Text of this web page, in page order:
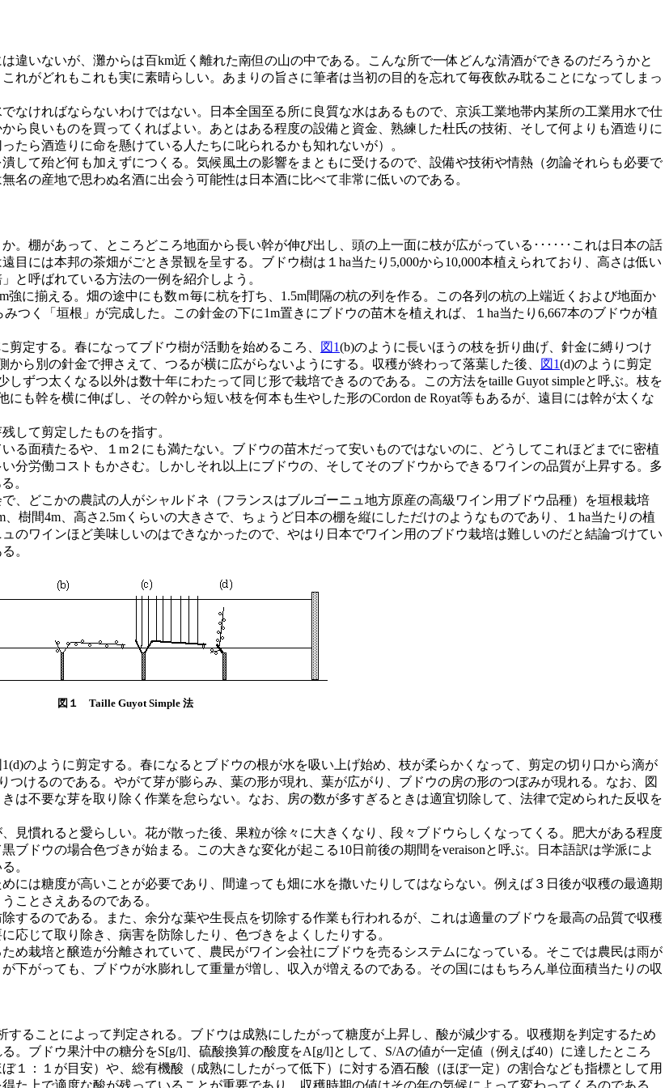
いないが、灘からは百km近く離れた南但の山の中である。こんな所で一体どんな清酒ができるのだろうかと
れがどれもこれも実に素晴らしい。あまりの旨さに筆者は当初の目的を忘れて毎夜飲み耽ることになってしまっ
ければならないわけではない。日本全国至る所に良質な水はあるもので、京浜工業地帯内某所の工業用水で仕
ら良いものを買ってくればよい。あとはある程度の設備と資金、熟練した杜氏の技術、そして何よりも酒造りに
たら酒造りに命を懸けている人たちに叱られるかも知れないが）。
て殆ど何も加えずにつくる。気候風土の影響をまともに受けるので、設備や技術や情熱（勿論それらも必要で
の産地で思わぬ名酒に出会う可能性は日本酒に比べて非常に低いのである。
棚があって、ところどころ地面から長い幹が伸び出し、頭の上一面に枝が広がっている･･････これは日本の話
には本邦の茶畑がごとき景観を呈する。ブドウ樹は１ha当たり5,000から10,000本植えられており、高さは低い
と呼ばれている方法の一例を紹介しよう。
に揃える。畑の途中にも数ｍ毎に杭を打ち、1.5m間隔の杭の列を作る。この各列の杭の上端近くおよび地面か
つく「垣根」が完成した。この針金の下に1m置きにブドウの苗木を植えれば、１ha当たり6,667本のブドウが植
剪定する。春になってブドウ樹が活動を始めるころ、 図1(b)のように長いほうの枝を折り曲げ、針金に縛りつけ
ら別の針金で押さえて、つるが横に広がらないようにする。収穫が終わって落葉した後、 図1(d)のように剪定
ずつ太くなる以外は数十年にわたって同じ形で栽培できるのである。この方法をtaille Guyot simpleと呼ぶ。枝を
も幹を横に伸ばし、その幹から短い枝を何本も生やした形のCordon de Royat等もあるが、遠目には幹が太くな
して剪定したものを指す。
面積たるや、１m２にも満たない。ブドウの苗木だって安いものではないのに、どうしてこれほどまでに密植
分労働コストもかさむ。しかしそれ以上にブドウの、そしてそのブドウからできるワインの品質が上昇する。多
。
どこかの農試の人がシャルドネ（フランスはブルゴーニュ地方原産の高級ワイン用ブドウ品種）を垣根栽培
樹間4m、高さ2.5mくらいの大きさで、ちょうど日本の棚を縦にしただけのようなものであり、１ha当たりの植
のワインほど美味しいのはできなかったので、やはり日本でワイン用のブドウ栽培は難しいのだと結論づけてい
。
図１ Taille Guyot Simple 法
のように剪定する。春になるとブドウの根が水を吸い上げ始め、枝が柔らかくなって、剪定の切り口から滴が
けるのである。やがて芽が膨らみ、葉の形が現れ、葉が広がり、ブドウの房の形のつぼみが現れる。なお、図
は不要な芽を取り除く作業を怠らない。なお、房の数が多すぎるときは適宜切除して、法律で定められた反収を
慣れると愛らしい。花が散った後、果粒が徐々に大きくなり、段々ブドウらしくなってくる。肥大がある程度
ブドウの場合色づきが始まる。この大きな変化が起こる10日前後の期間をveraisonと呼ぶ。日本語訳は学派によ
。
は糖度が高いことが必要であり、間違っても畑に水を撒いたりしてはならない。例えば３日後が収穫の最適期
ことさえあるのである。
るのである。また、余分な葉や生長点を切除する作業も行われるが、これは適量のブドウを最高の品質で収穫
応じて取り除き、病害を防除したり、色づきをよくしたりする。
栽培と醸造が分離されていて、農民がワイン会社にブドウを売るシステムになっている。そこでは農民は雨が
下がっても、ブドウが水膨れして重量が増し、収入が増えるのである。その国にはもちろん単位面積当たりの収
ることによって判定される。ブドウは成熟にしたがって糖度が上昇し、酸が減少する。収穫期を判定するため
。ブドウ果汁中の糖分をS[g/l]、硫酸換算の酸度をA[g/l]として、S/Aの値が一定値（例えば40）に達したところ
１：１が目安）や、総有機酸（成熟にしたがって低下）に対する酒石酸（ほぼ一定）の割合なども指標として用
た上で適度な酸が残っていることが重要であり、収穫時期の値はその年の気候によって変わってくるのである。